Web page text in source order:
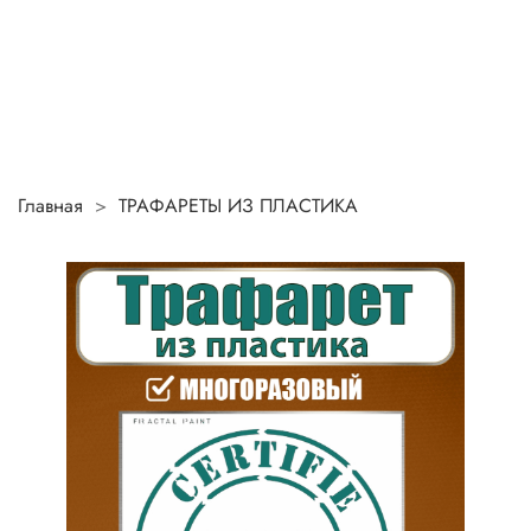
Главная ТРАФАРЕТЫ ИЗ ПЛАСТИКА